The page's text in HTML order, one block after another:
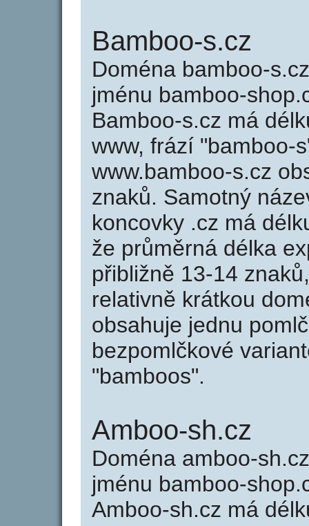
Bamboo-s.cz
Doména bamboo-
jménu bamboo-
Bamboo-s.cz má
www, frází "bamboo-
www.bamboo-s.cz
znaků. Samotný
koncovky .cz má
že průměrná délka
přibližně 13-14
relativně krátkou
obsahuje jednu
bezpomlčkové
"bamboos".
Amboo-sh.cz
Doména amboo-
jménu bamboo-
Amboo-sh.cz má